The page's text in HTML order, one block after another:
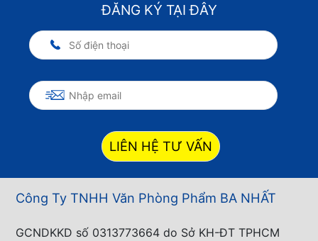
ĐĂNG KÝ TẠI ĐÂY
LIÊN HỆ TƯ VẤN
Công Ty TNHH Văn Phòng Phẩm BA NHẤT
GCNDKKD số 0313773664 do Sở KH-ĐT TPHCM